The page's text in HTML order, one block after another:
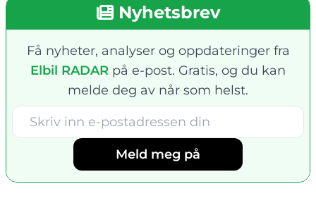
Nyhetsbrev
Få nyheter, analyser og oppdateringer fra
Elbil RADAR på e-post. Gratis, og du kan
melde deg av når som helst.
Meld meg på